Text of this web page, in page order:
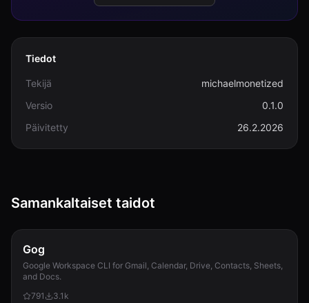
Tiedot
Tekijä
michaelmonetized
Versio
0.1.0
Päivitetty
26.2.2026
Samankaltaiset taidot
Gog
Google Workspace CLI for Gmail, Calendar, Drive, Contacts, Sheets,
and Docs.
791
3.1k